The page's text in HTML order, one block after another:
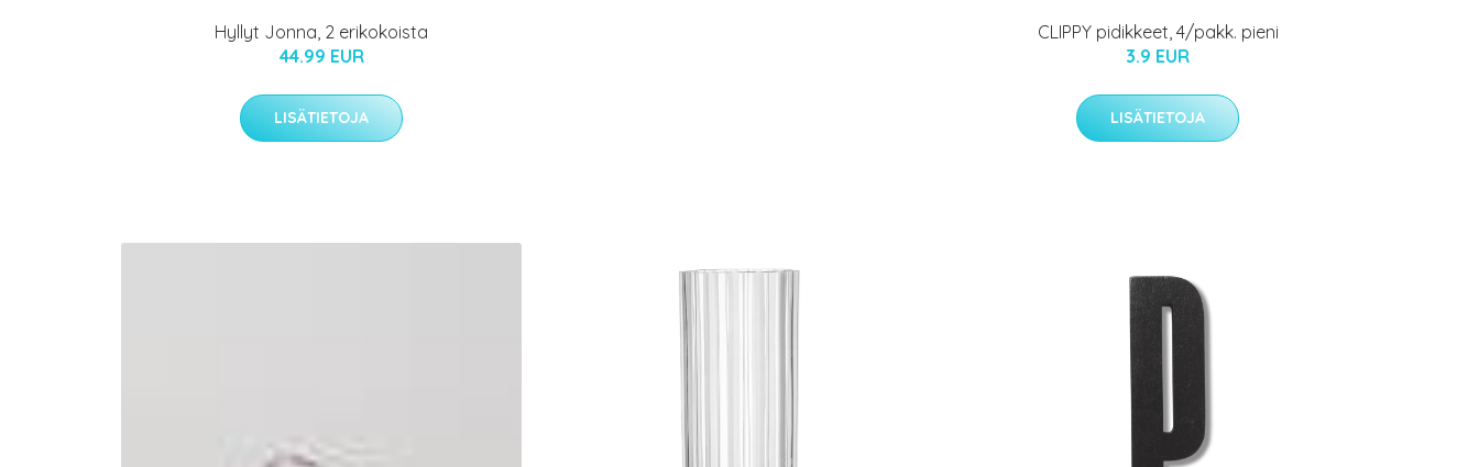
Hyllyt Jonna, 2 erikokoista
44.99 EUR
LISÄTIETOJA
CLIPPY pidikkeet, 4/pakk. pieni
3.9 EUR
LISÄTIETOJA